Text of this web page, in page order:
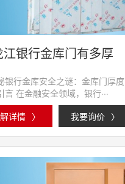
江银行金库门有多厚
银行金库安全之谜：金库门厚
言 在金融安全领域，银行···
详情 〉 我要询价 〉